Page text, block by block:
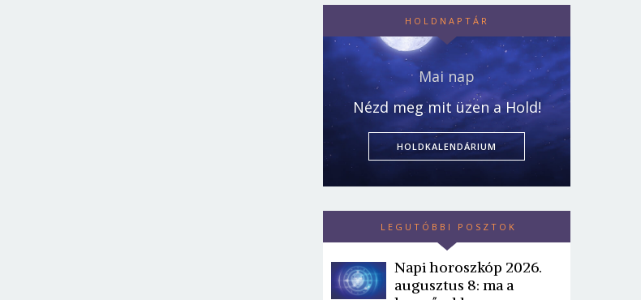
HOLDNAPTÁR
Mai nap
Nézd meg mit üzen a Hold!
HOLDKALENDÁRIUM
LEGUTÓBBI POSZTOK
Napi horoszkóp 2026.
augusztus 8: ma a